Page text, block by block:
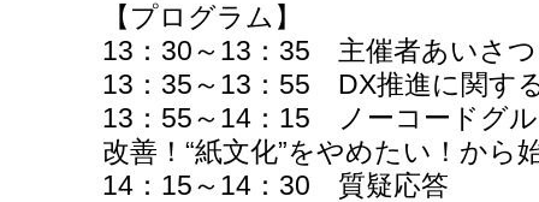
【プログラム】
13：30～13：35 主催者あいさつ
13：35～13：55 DX推進に関す
13：55～14：15 ノーコードグ
改善！“紙文化”をやめたい！から
14：15～14：30 質疑応答